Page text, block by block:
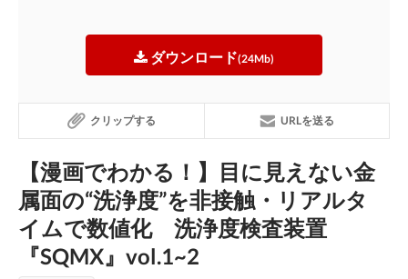
ダウンロード(24Mb)
クリップする URLを送る
【漫画でわかる！】目に見えない金
属面の“洗浄度”を非接触・リアルタ
イムで数値化 洗浄度検査装置
『SQMX』vol.1~2